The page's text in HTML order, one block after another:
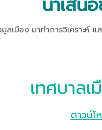
มาทำการวิเคราะห์ และ
เทศบาล
ดาวน์โ